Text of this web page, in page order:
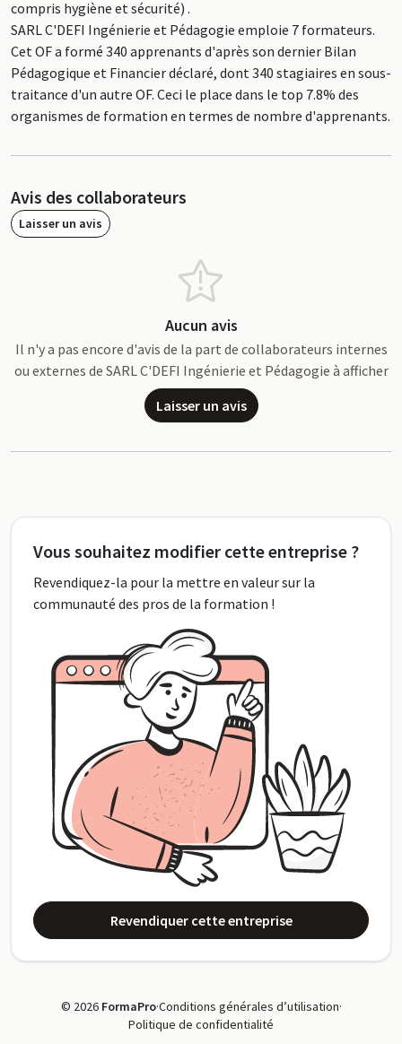
compris hygiène et sécurité) .
SARL C'DEFI Ingénierie et Pédagogie emploie 7 formateurs.
Cet OF a formé 340 apprenants d'après son dernier Bilan
Pédagogique et Financier déclaré, dont 340 stagiaires en sous-
traitance d'un autre OF. Ceci le place dans le top 7.8% des
organismes de formation en termes de nombre d'apprenants.
Avis des collaborateurs
Laisser un avis
Aucun avis
Il n'y a pas encore d'avis de la part de collaborateurs internes
ou externes de SARL C'DEFI Ingénierie et Pédagogie à afficher
Laisser un avis
Vous souhaitez modifier cette entreprise ?
Revendiquez-la pour la mettre en valeur sur la
communauté des pros de la formation !
Revendiquer cette entreprise
© 2026 FormaPro·Conditions générales d’utilisation·
Politique de confidentialité